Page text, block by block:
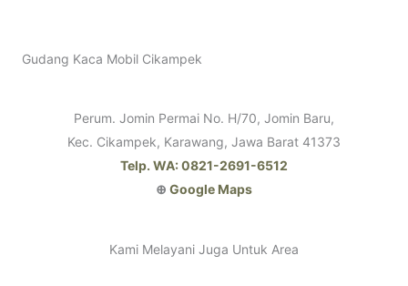
Gudang Kaca Mobil Cikampek
Perum. Jomin Permai No. H/70, Jomin Baru,
Kec. Cikampek, Karawang, Jawa Barat 41373
Telp. WA: 0821-2691-6512
⊕ Google Maps
Kami Melayani Juga Untuk Area